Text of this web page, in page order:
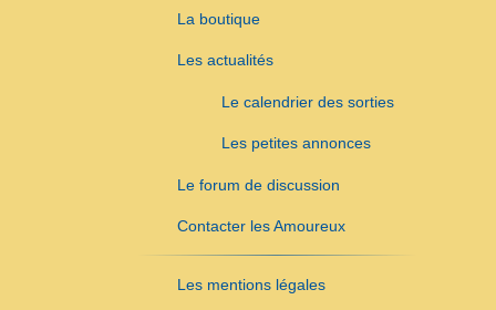
La boutique
Les actualités
Le calendrier des sorties
Les petites annonces
Le forum de discussion
Contacter les Amoureux
Les mentions légales